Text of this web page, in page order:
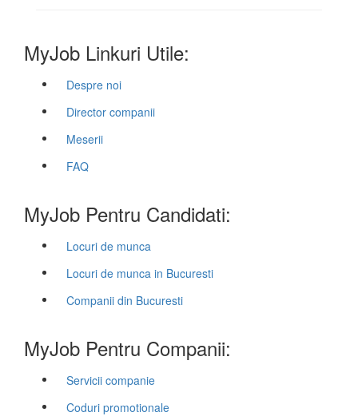
MyJob Linkuri Utile:
Despre noi
Director companii
Meserii
FAQ
MyJob Pentru Candidati:
Locuri de munca
Locuri de munca in Bucuresti
Companii din Bucuresti
MyJob Pentru Companii:
Servicii companie
Coduri promotionale